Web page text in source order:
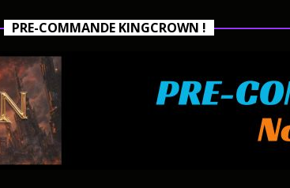
PRE-COMMANDE KINGCROWN !